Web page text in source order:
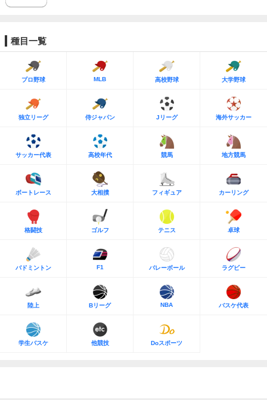
種目一覧
プロ野球 MLB 高校野球 大学野球
独立リーグ 侍ジャパン Jリーグ 海外サッカー
サッカー代表 高校年代 競馬 地方競馬
ボートレース 大相撲 フィギュア カーリング
格闘技 ゴルフ テニス 卓球
バドミントン F1 バレーボール ラグビー
陸上 Bリーグ NBA バスケ代表
学生バスケ 他競技 Doスポーツ